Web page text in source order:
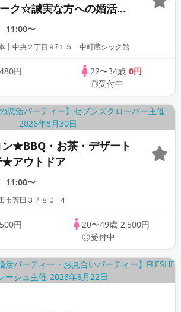
ク☆誠実な方への婚活パ
11:00〜
市中央２丁目９?１５ 中町蔵シック館
円
22〜34歳 0円
◎受付中
★BBQ・お茶・デザート
アウトドア
11:00〜
市芳田３７８０−４
円
20〜49歳 2,500円
◎受付中